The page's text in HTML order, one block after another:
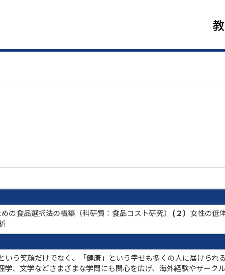
の食品選択法の構築（科研費：食品コスト研究） (２） 女性の低
う笑顔だけでなく、「健康」という幸せも多くの人に届けられ
、文学などさまざまな学問にも関心を広げ、海外経験やサーク